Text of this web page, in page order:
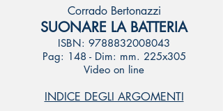
Corrado Bertonazzi
SUONARE LA BATTERIA
ISBN: 9788832008043
Pag: 148 - Dim: mm. 225x305
Video on line
INDICE DEGLI ARGOMENTI